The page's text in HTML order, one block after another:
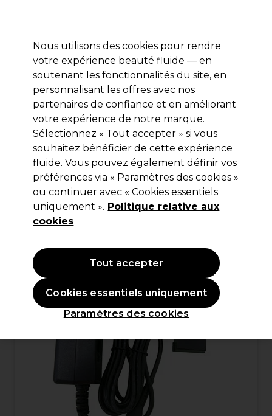
Se connecter
Marques Bons plans Coiffure Electro et Matériel
Livraison et délais
lire la suite
Wahl
Wahl Chargeur de Tondeuse 5V avec
Prise UE
(0)
24,50 €Hors TVA
Nous utilisons des cookies pour rendre
votre expérience beauté fluide — en
soutenant les fonctionnalités du site, en
personnalisant les offres avec nos
partenaires de confiance et en améliorant
votre expérience de notre marque.
Sélectionnez « Tout accepter » si vous
souhaitez bénéficier de cette expérience
fluide. Vous pouvez également définir vos
préférences via « Paramètres des cookies »
ou continuer avec « Cookies essentiels
uniquement ». Politique relative aux
cookies
Paramètres des cookies
Cookies essentiels uniquement
Tout accepter